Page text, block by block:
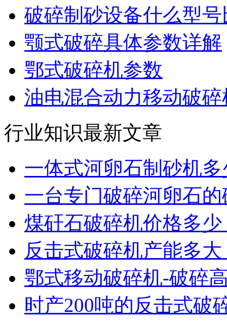
破碎制砂设备什么型
颚式破碎具体参数详解
鄂式破碎机参数
油电混合动力移动破
行业知识最新文章
一体式河卵石制砂机
一台专门破碎河卵石
煤矸石破碎机价格多少
反击式破碎机产能多大
鄂式移动破碎机-破碎
时产200吨的反击式破